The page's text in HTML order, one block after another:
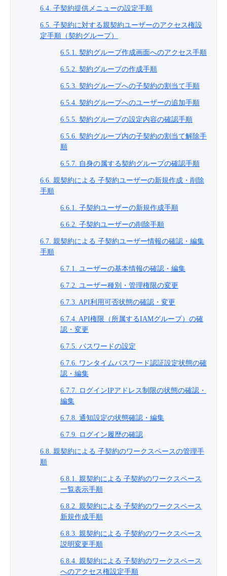
6.4. 子契約提供メニューの設定手順
6.5. 子契約に対する親契約ユーザーのアクセス権設
定手順（契約グループ）
6.5.1. 契約グループ作成画面へのアクセス手順
6.5.2. 契約グループの作成手順
6.5.3. 契約グループへの子契約の割当て手順
6.5.4. 契約グループへのユーザーの追加手順
6.5.5. 契約グループの設定内容の確認手順
6.5.6. 契約グループ内の子契約の割当て解除手
順
6.5.7. 自身の属する契約グループの確認手順
6.6. 親契約による 子契約ユーザーの新規作成・削除
手順
6.6.1. 子契約ユーザーの新規作成手順
6.6.2. 子契約ユーザーの削除手順
6.7. 親契約による 子契約ユーザー情報の確認・編集
手順
6.7.1. ユーザーの基本情報の確認・編集
6.7.2. ユーザー種別・管理権限の変更
6.7.3. API利用可否状態の確認・変更
6.7.4. API権限（所属するIAMグループ）の確
認・変更
6.7.5. パスワードの設定
6.7.6. ワンタイムパスワード認証設定状態の確
認・編集
6.7.7. ログインIPアドレス制限の状態の確認・
編集
6.7.8. 通知設定の状態確認・編集
6.7.9. ログイン履歴の確認
6.8. 親契約による 子契約のワークスペースの管理手
順
6.8.1. 親契約による 子契約のワークスペース
一覧表示手順
6.8.2. 親契約による 子契約のワークスペース
新規作成手順
6.8.3. 親契約による 子契約のワークスペース
説明変更手順
6.8.4. 親契約による 子契約のワークスペース
へのアクセス権設定手順